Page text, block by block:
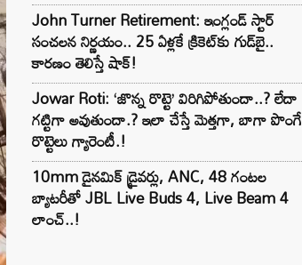
John Turner Retirement: ఇంగ్లండ్ స్టార్
సంచలన నిర్ణయం.. 25 ఏళ్లకే క్రికెట్‌కు గుడ్‌బై..
కారణం తెలిస్తే షాక్!
Jowar Roti: ‘జొన్న రొట్టె’ విరిగిపోతుందా..? లేదా
గట్టిగా అవుతుందా.? ఇలా చేస్తే మెత్తగా, బాగా పొంగే
రొట్టెలు గ్యారెంటీ.!
10mm డైనమిక్ డ్రైవర్లు, ANC, 48 గంటల
బ్యాటరీతో JBL Live Buds 4, Live Beam 4
లాంచ్..!